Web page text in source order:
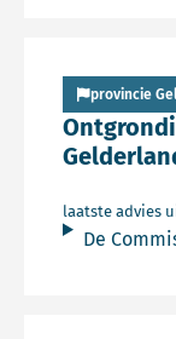
provincie
laatste advies
De